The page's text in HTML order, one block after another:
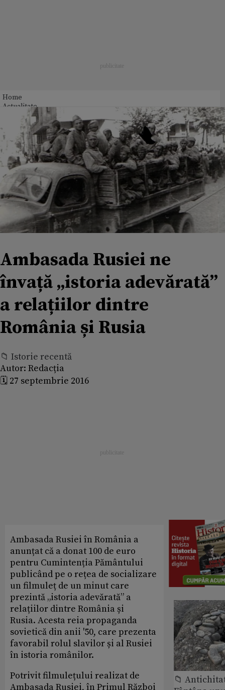
Home
Actualitate
Ambasada Rusiei ne
învață „istoria adevărată”
a relațiilor dintre
România și Rusia
📁 Istorie recentă
Autor: Redacția
🗓️ 27 septembrie 2016
Ambasada Rusiei în România a
anunțat că a donat 100 de euro
pentru Cumintenția Pământului
publicând pe o rețea de socializare
un filmuleț de un minut care
prezintă „istoria adevărată” a
relațiilor dintre România și
Rusia. Acesta reia propaganda
sovietică din anii '50, care prezenta
favorabil rolul slavilor și al Rusiei
în istoria românilor.
Potrivit filmulețului realizat de
Ambasada Rusiei, în Primul Război
📁